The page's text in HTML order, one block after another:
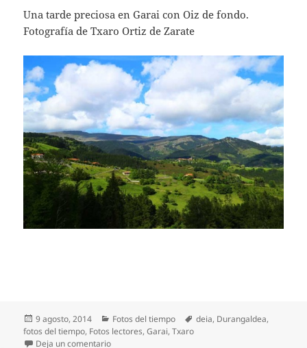
Una tarde preciosa en Garai con Oiz de fondo.
Fotografía de Txaro Ortiz de Zarate
Publicado
el
9 agosto, 2014 Categorías
Fotos del tiempo Etiquetas
deia, Durangaldea,
fotos del tiempo, Fotos lectores,Garai,Txaro
Deja un comentarioen Una tarde preciosa en Garai